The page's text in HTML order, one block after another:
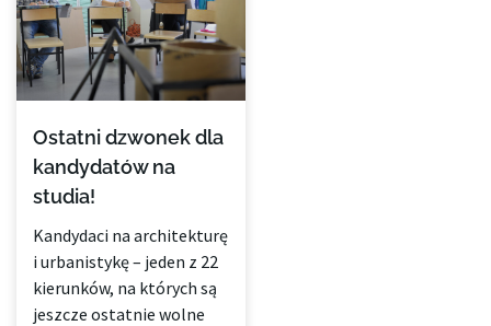
Ostatni dzwonek dla
kandydatów na
studia!
Kandydaci na architekturę
i urbanistykę – jeden z 22
kierunków, na których są
jeszcze ostatnie wolne